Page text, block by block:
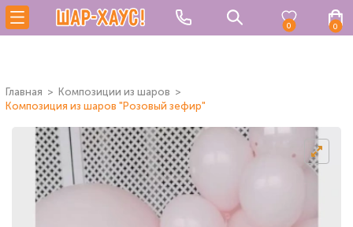
0 0
Главная
Композиции из шаров
Композиция из шаров "Розовый зефир"